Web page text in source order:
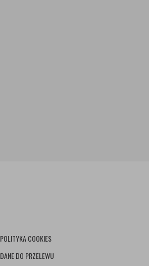
POLITYKA COOKIES
DANE DO PRZELEWU